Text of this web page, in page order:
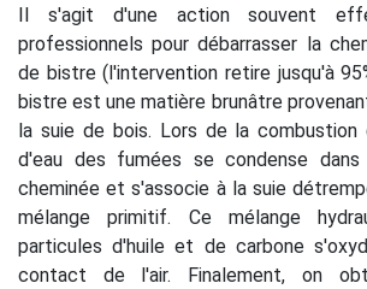
Il s'agit d'une action souvent
professionnels pour débarrasser la
de bistre (l'intervention retire jusqu'à
bistre est une matière brunâtre
la suie de bois. Lors de la combustion
d'eau des fumées se condense
cheminée et s'associe à la suie
mélange primitif. Ce mélange
particules d'huile et de carbone
contact de l'air. Finalement, on